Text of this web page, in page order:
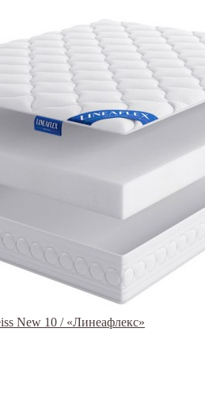
New 10 / «Линеафлекс»